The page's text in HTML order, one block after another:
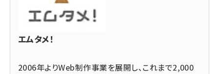
エムタメ！
2006年よりWeb制作事業を展開し、これまで2,000